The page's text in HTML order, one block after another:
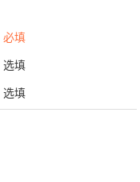
必填
选填
选填